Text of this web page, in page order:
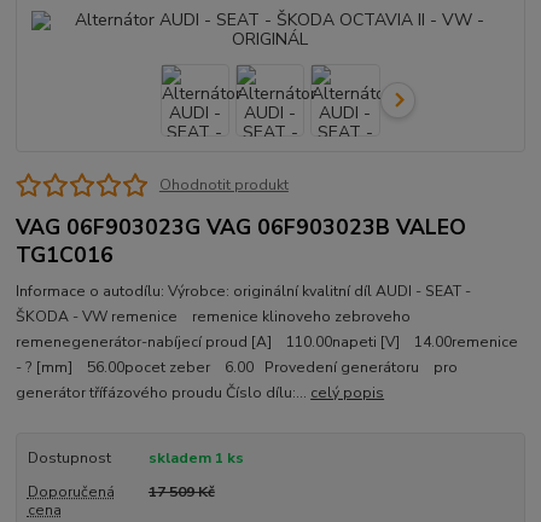
Ohodnotit produkt
VAG 06F903023G VAG 06F903023B VALEO
TG1C016
Informace o autodílu: Výrobce: originální kvalitní díl AUDI - SEAT -
ŠKODA - VW remenice remenice klinoveho zebroveho
remenegenerátor-nabíjecí proud [A] 110.00napeti [V] 14.00remenice
- ? [mm] 56.00pocet zeber 6.00 Provedení generátoru pro
generátor třífázového proudu Číslo dílu:... celý popis
Dostupnost
skladem 1 ks
Doporučená
cena
17 509 Kč